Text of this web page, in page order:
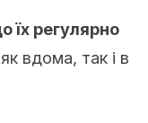
їх регулярно
вдома, так і в